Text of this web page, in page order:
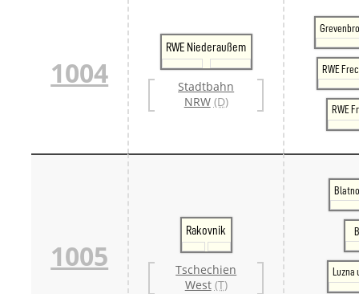
1004
RWE Niederaußem
Stadtbahn
NRW (D)
RWE
RWE
1005
Rakovnik
Tschechien
West (T)